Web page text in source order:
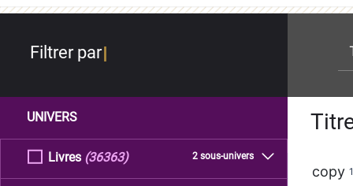
Filtrer par
UNIVERS
Livres 2 sous-univers
(36363)
copy